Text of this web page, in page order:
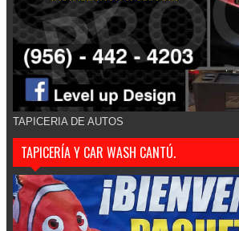
TAPICERIA DE AUTOS
TAPICERÍA Y CAR WASH CANTÚ.